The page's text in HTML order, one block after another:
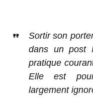
Sortir son
dans un post
pratique
Elle est
largement